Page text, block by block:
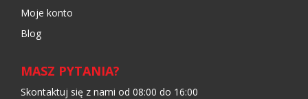
Moje konto
Blog
MASZ PYTANIA?
Skontaktuj się z nami od 08:00 do 16:00